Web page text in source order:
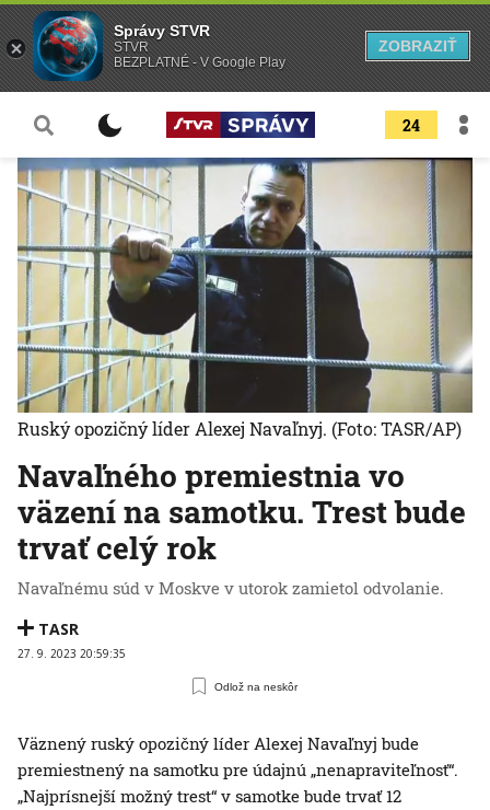
24
Navaľného premiestnia vo
väzení na samotku. Trest bude
trvať celý rok
Navaľnému súd v Moskve v utorok zamietol odvolanie.
TASR
27. 9. 2023 20:59:35
Odlož na neskôr
Ruský opozičný líder Alexej Navaľnyj. (Foto: TASR/AP)
Väznený ruský opozičný líder Alexej Navaľnyj bude
premiestnený na samotku pre údajnú „nenapraviteľnosť“.
„Najprísnejší možný trest“ v samotke bude trvať 12
Správy STVR
STVR
BEZPLATNÉ - V Google Play
ZOBRAZIŤ